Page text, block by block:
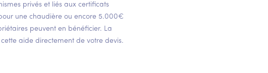
privés et liés aux certificats
une chaudière ou encore 5.000€
peuvent en bénéficier. La
aide directement de votre devis.